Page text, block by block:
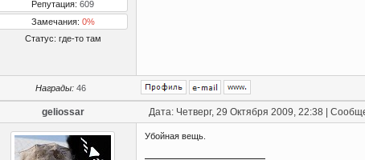
Репутация: 609
Замечания: 0%
Статус: где-то там
Награды: 46
geliossar Дата: Четверг, 29 Октября 2009, 22:38 |
Убойная вещь.